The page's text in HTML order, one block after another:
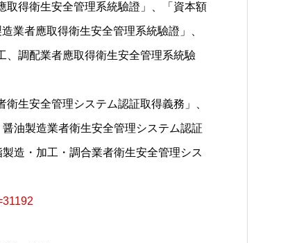
取得衛生安全管理系統驗證」、「資本額
業者應取得衛生安全管理系統驗證」、
、調配業者應取得衛生安全管理系統驗
生安全管理システム認証取得義務」、
油製造業者衛生安全管理システム認証
造・加工・調合業者衛生安全管理シス